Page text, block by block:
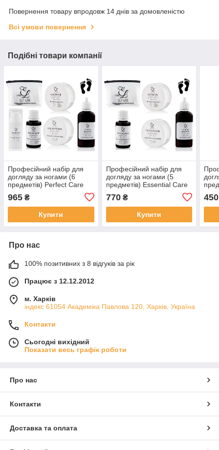
Повернення товару впродовж 14 днів за домовленістю
Всі умови повернення
Подібні товари компанії
Професійний набір для
догляду за ногами (6
предметів) Perfect Care
965 ₴
Купити
Професійний набір для
догляду за ногами (5
предметів) Essential Care
770₴
Купити
450
Про нас
100% позитивних з 8 відгуків за рік
Працює з 12.12.2012
м. Харків
індекс 61054 Академіка Павлова 120, Харків, Україна
Контакти
Сьогодні вихідний
Показати весь графік роботи
Про нас
Контакти
Доставка та оплата